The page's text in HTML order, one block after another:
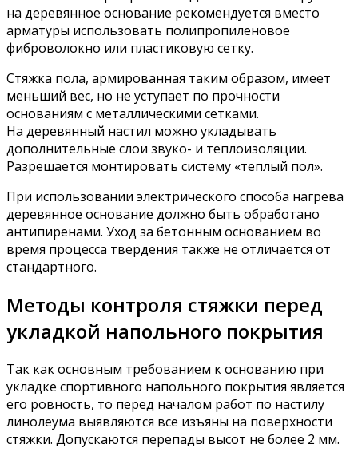
на деревянное основание рекомендуется вместо
арматуры использовать полипропиленовое
фиброволокно или пластиковую сетку.
Стяжка пола, армированная таким образом, имеет
меньший вес, но не уступает по прочности
основаниям с металлическими сетками.
На деревянный настил можно укладывать
дополнительные слои звуко- и теплоизоляции.
Разрешается монтировать систему «теплый пол».
При использовании электрического способа нагрева
деревянное основание должно быть обработано
антипиренами. Уход за бетонным основанием во
время процесса твердения также не отличается от
стандартного.
Методы контроля стяжки перед
укладкой напольного покрытия
Так как основным требованием к основанию при
укладке спортивного напольного покрытия является
его ровность, то перед началом работ по настилу
линолеума выявляются все изъяны на поверхности
стяжки. Допускаются перепады высот не более 2 мм.